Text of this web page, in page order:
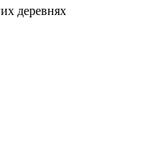
деревнях